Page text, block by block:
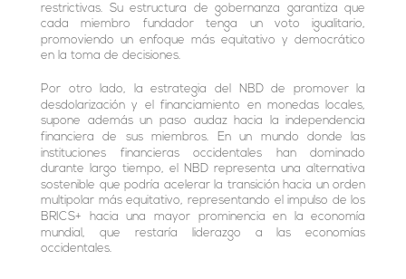
restrictivas. Su estructura de gobernanza garantiza que
cada miembro fundador tenga un voto igualitario,
promoviendo un enfoque más equitativo y democrático
en la toma de decisiones.
Por otro lado, la estrategia del NBD de promover la
desdolarización y el financiamiento en monedas locales,
supone además un paso audaz hacia la independencia
financiera de sus miembros. En un mundo donde las
instituciones financieras occidentales han dominado
durante largo tiempo, el NBD representa una alternativa
sostenible que podría acelerar la transición hacia un orden
multipolar más equitativo, representando el impulso de los
BRICS+ hacia una mayor prominencia en la economía
mundial, que restaría liderazgo a las economías
occidentales.